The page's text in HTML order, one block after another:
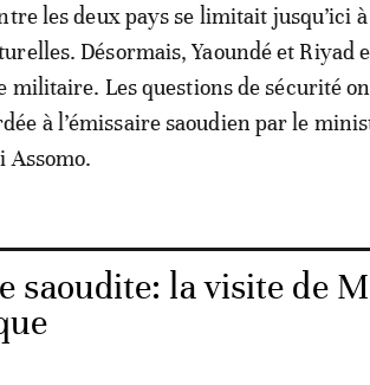
les deux pays se limitait jusqu’ici
Désormais, Yaoundé et Riyad
militaire. Les questions de sécurité
à l’émissaire saoudien par le
Assomo.
saoudite: la visite de